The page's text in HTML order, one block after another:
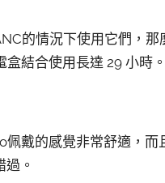
的情況下使用它們，
盒結合使用長達 29 小時。
佩戴的感覺非常舒適，
。